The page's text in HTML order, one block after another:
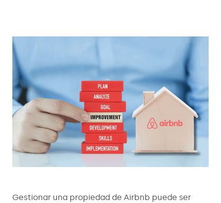
Gestionar una propiedad de Airbnb puede ser